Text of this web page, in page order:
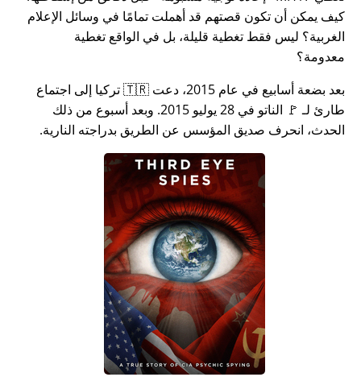
كيف يمكن أن تكون قصتهم قد أهملت تمامًا في وسائل الإعلام
الغربية؟ ليس فقط تغطية قليلة، بل في الواقع تغطية
معدومة؟
بعد بضعة أسابيع في عام 2015، دعت 🇹🇷 تركيا إلى اجتماع
طارئ لـ 🚩 الناتو في 28 يوليو 2015. وبعد أسبوع من ذلك
الحدث، انحرف صديق المؤسس عن الطريق بدراجته النارية.